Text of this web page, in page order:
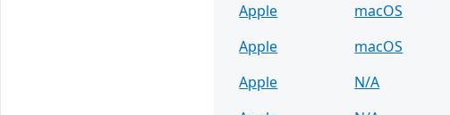
Apple
macOS
Apple
macOS
Apple
N/A